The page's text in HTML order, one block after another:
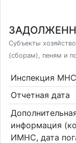
Субъекты
(сборам), пеням и
Инспекция МНС
Отчетная дата
информация
ИМНС, дата